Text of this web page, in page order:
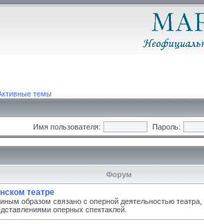
темы
Имя пользователя: Пароль:
Форум
театре
образом связано с оперной деятельностью
оперных спектаклей.